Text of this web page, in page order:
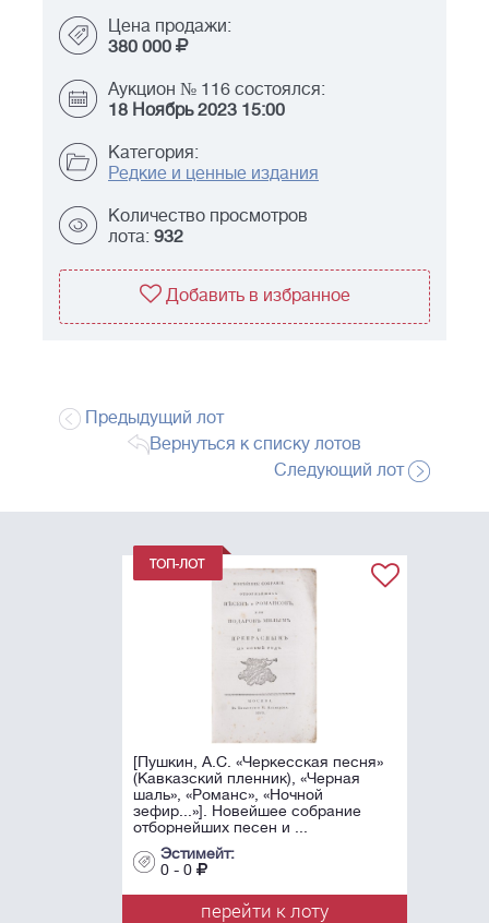
Цена продажи:
380 000
Аукцион № 116 состоялся:
18 Ноябрь 2023 15:00
Категория:
Редкие и ценные издания
Количество просмотров
лота: 932
Добавить в избранное
Предыдущий лот
Вернуться к списку лотов
Следующий лот
[Пушкин, А.С. «Черкесская песня»
(Кавказский пленник), «Черная
шаль», «Романс», «Ночной
зефир...»]. Новейшее собрание
отборнейших песен и ...
Эстимейт:
0 - 0
перейти к лоту